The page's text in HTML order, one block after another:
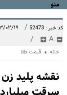
منو
کد خبر : 52473 / ۱۴۰۳/۰۲/۱۹
A
/
خانه قیمت طلا
نقشه پلید
سرقت